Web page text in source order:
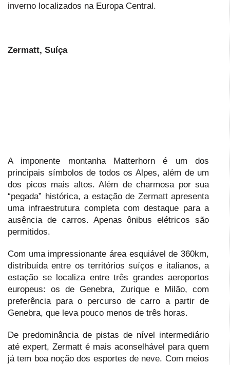
inverno localizados na Europa Central.
Zermatt, Suíça
A imponente montanha Matterhorn é um dos
principais símbolos de todos os Alpes, além de um
dos picos mais altos. Além de charmosa por sua
“pegada” histórica, a estação de Zermattapresenta
uma infraestrutura ­­completa com destaque para a
ausência de carros. Apenas ônibus elétricos são
permitidos.
Com uma impressionante área esquiável de 360km,
distribuída entre os territórios suíços e italianos, a
estação se localiza entre três grandes aeroportos
europeus: os de Genebra, Zurique e Milão, com
preferência para o percurso de carro a partir de
Genebra, que leva pouco menos de três horas.
De predominância de pistas de nível intermediário
até expert, Zermatt é mais aconselhável para quem
já tem boa noção dos esportes de neve. Com meios